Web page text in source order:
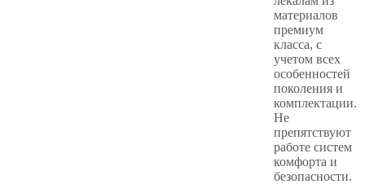
материалов
премиум
класса, с
учетом всех
особенностей
поколения и
комплектации.
Не
препятствуют
работе систем
комфорта и
безопасности.